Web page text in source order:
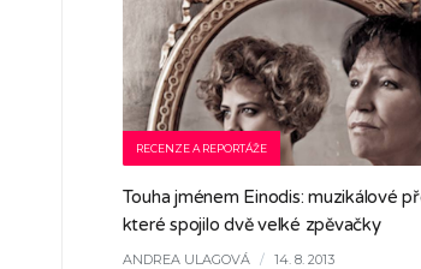
RECENZE A REPORTÁŽE
Touha jménem Einodis: muzikálové
které spojilo dvě velké zpěvačky
ANDREA ULAGOVÁ / 14. 8. 2013